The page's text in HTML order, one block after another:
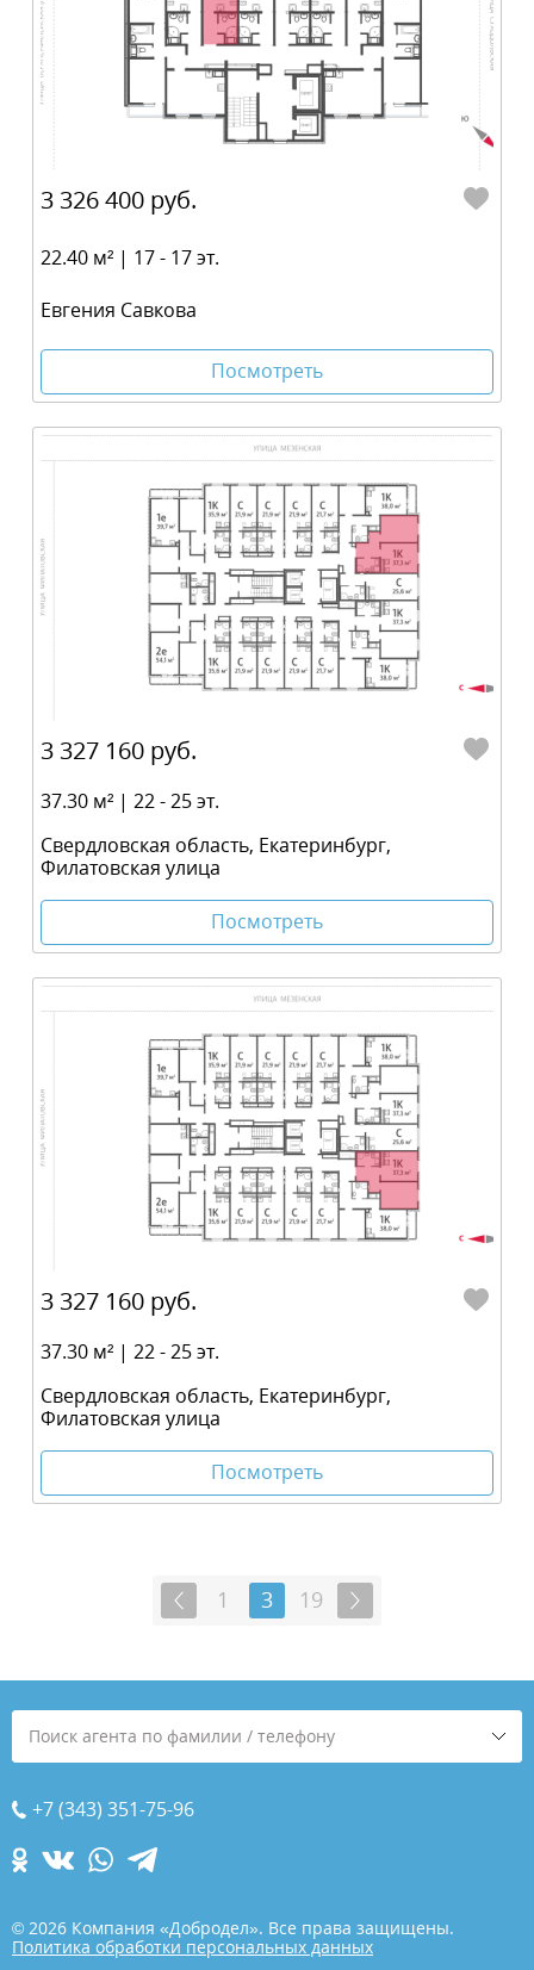
3 326 400 руб.
22.40 м² | 17 - 17 эт.
Евгения Савкова
Посмотреть
3 327 160 руб.
37.30 м² | 22 - 25 эт.
Свердловская область, Екатеринбург,
Филатовская улица
Посмотреть
3 327 160 руб.
37.30 м² | 22 - 25 эт.
Свердловская область, Екатеринбург,
Филатовская улица
Посмотреть
1 3 19
+7 (343) 351-75-96
Поиск агента по фамилии / телефону
© 2026 Компания «Добродел». Все права защищены.
Политика обработки персональных данных